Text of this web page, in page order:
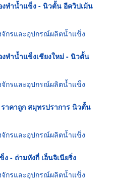
งทำน้ำแข็ง - นิวตั้น อีควิปเม้น
จักรและอุปกรณ์ผลิตน้ำแข็ง
งทำน้ำแข็งเชียงใหม่ - นิวตั้น
จักรและอุปกรณ์ผลิตน้ำแข็ง
าคาถูก สมุทรปราการ นิวตั้น
จักรและอุปกรณ์ผลิตน้ำแข็ง
- ถ่ามหังกี่ เอ็นจิเนียริ่ง
จักรและอุปกรณ์ผลิตน้ำแข็ง